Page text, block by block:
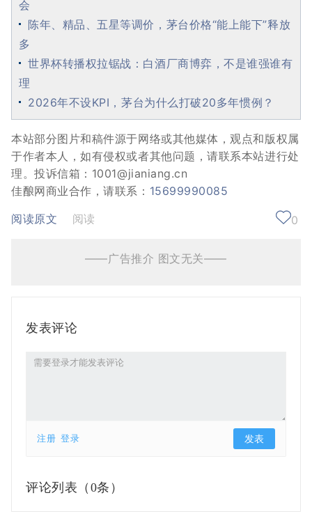
会
陈年、精品、五星等调价，茅台价格“能上能下”释放
多
世界杯转播权拉锯战：白酒厂商博弈，不是谁强谁有
理
2026年不设KPI，茅台为什么打破20多年惯例？
本站部分图片和稿件源于网络或其他媒体，观点和版权属
于作者本人，如有侵权或者其他问题，请联系本站进行处
理。投诉信箱：1001@jianiang.cn
佳酿网商业合作，请联系： 15699990085
阅读原文
阅读 0
——广告推介 图文无关——
发表评论
注册 登录
评论列表（ 0条）